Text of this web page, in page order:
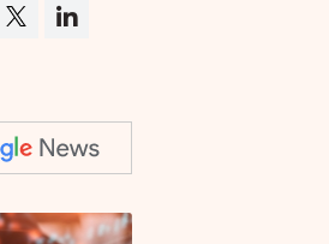
gramı 6 bin 574 liradan